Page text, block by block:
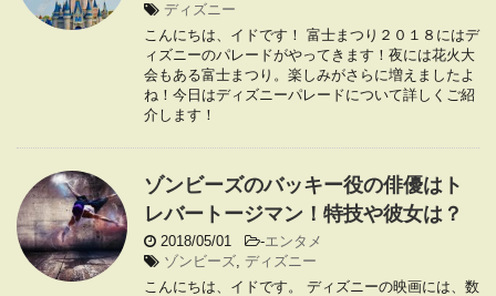
ディズニー
こんにちは、イドです！ 富士まつり２０１８にはデ
ィズニーのパレードがやってきます！夜には花火大
会もある富士まつり。楽しみがさらに増えましたよ
ね！今日はディズニーパレードについて詳しくご紹
介します！
ゾンビーズのバッキー役の俳優はト
レバートージマン！特技や彼女は？
2018/05/01 -エンタメ
ゾンビーズ, ディズニー
こんにちは、イドです。 ディズニーの映画には、数